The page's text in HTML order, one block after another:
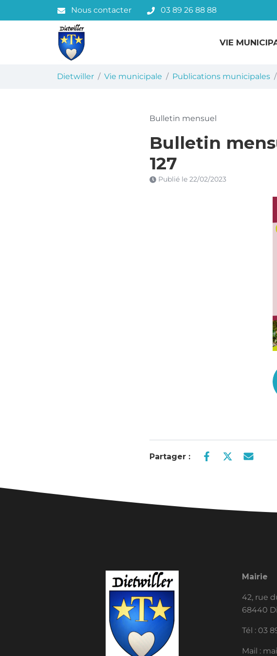
au
Nous contacter 03 89 26 88 88
Dietwiller
VIE
Dietwiller Vie municipale Publications municipales
Bulletin mensuel
Bulletin
127
Publié le 22/02/2023
Partager :
Mairie
42, rue
68440
Tél : 03
Mail :